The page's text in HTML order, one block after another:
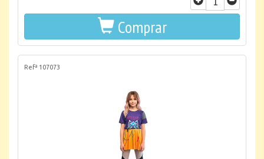
Comprar
Refª 107073